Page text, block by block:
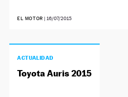
EL MOTOR | 16/07/2015
ACTUALIDAD
Toyota Auris 2015